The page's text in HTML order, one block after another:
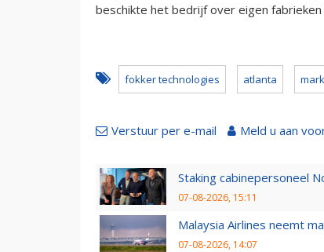
beschikte het bedrijf over eigen
fokker technologies atlanta
Verstuur per e-mail Meld u aan
Staking cabinepersoneel
07-08-2026, 15:11
Malaysia Airlines neemt
07-08-2026, 14:07